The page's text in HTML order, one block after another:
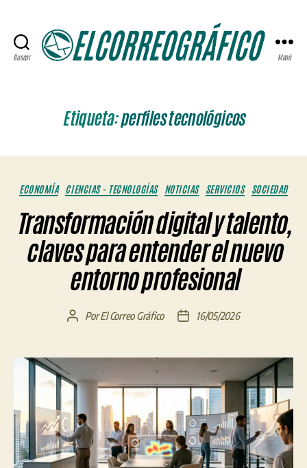
Buscar Menú
Etiqueta:perfiles tecnológicos
Categorías
ECONOMÍA CIENCIAS - TECNOLOGÍAS NOTICIAS SERVICIOS SOCIEDAD
Transformación digital y talento,
claves para entender el nuevo
entorno profesional
Autor
entrada
PorEl Correo Gráfico
Fecha
entrada
16/05/2026